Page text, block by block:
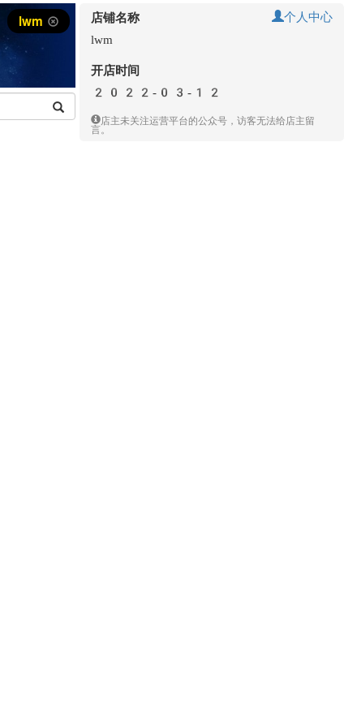
lwm 店铺名称 个人中心
lwm
开店时间
2022-03-12
店主未关注运营平台的公众号，访客无法给店主留
言。